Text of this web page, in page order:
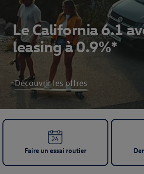
Le California 6.1
leasing à 0.9%*
Découvrir les offres
Faire un essai routier